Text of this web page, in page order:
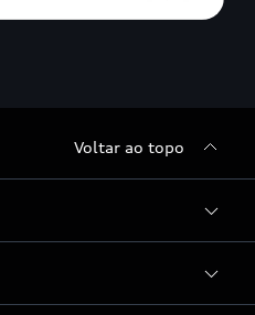
Voltar ao topo